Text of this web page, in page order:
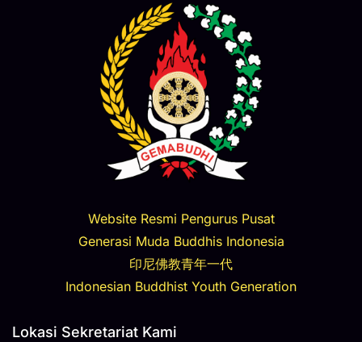
Website Resmi Pengurus Pusat
Generasi Muda Buddhis Indonesia
印尼佛教青年一代
Indonesian Buddhist Youth Generation
Lokasi Sekretariat Kami